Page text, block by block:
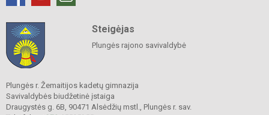
Steigėjas
Plungės rajono savivaldybė
Plungės r. Žemaitijos kadetų gimnazija
Savivaldybės biudžetinė įstaiga
Draugystės g. 6B, 90471 Alsėdžių mstl., Plungės r. sav.